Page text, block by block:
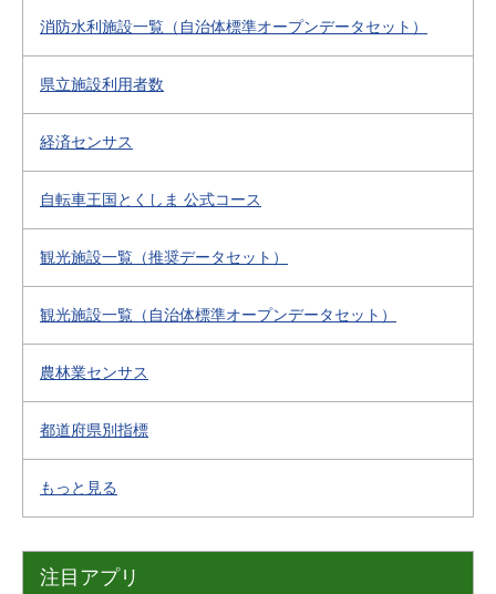
消防水利施設一覧（自治体標準オープンデータセット）
県立施設利用者数
経済センサス
自転車王国とくしま 公式コース
観光施設一覧（推奨データセット）
観光施設一覧（自治体標準オープンデータセット）
農林業センサス
都道府県別指標
もっと見る
注目アプリ